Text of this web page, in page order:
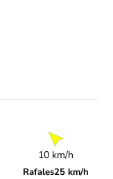
10 km/h
Rafales25 km/h